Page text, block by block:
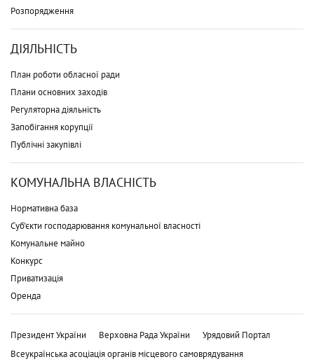
Розпорядження
ДІЯЛЬНІСТЬ
План роботи обласної ради
Плани основних заходів
Регуляторна діяльність
Запобігання корупції
Публічні закупівлі
КОМУНАЛЬНА ВЛАСНІСТЬ
Нормативна база
Суб'єкти господарювання комунальної власності
Комунальне майно
Конкурс
Приватизація
Оренда
Президент України Верховна Рада України
Урядовий Портал
Всеукраїнська асоціація органів місцевого самоврядування